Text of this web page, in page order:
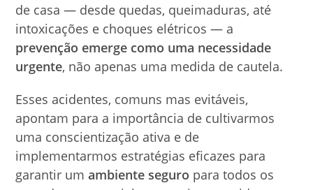
de casa — desde quedas, queimaduras, até
intoxicações e choques elétricos — a
prevenção emerge como uma necessidade
urgente, não apenas uma medida de cautela.
Esses acidentes, comuns mas evitáveis,
apontam para a importância de cultivarmos
uma conscientização ativa e de
implementarmos estratégias eficazes para
garantir umambiente seguro para todos os